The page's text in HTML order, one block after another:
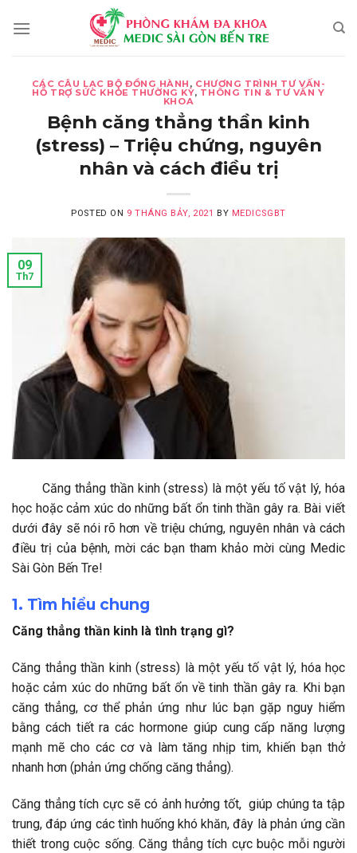
CÁC CÂU LẠC BỘ ĐỒNG HÀNH , CHƯƠNG TRÌNH TƯ VẤN-
HỖ TRỢ SỨC KHỎE THƯỜNG KỲ, THÔNG TIN & TƯ VẤN Y
KHOA
Bệnh căng thẳng thần kinh
(stress) – Triệu chứng, nguyên
nhân và cách điều trị
POSTED ON 9 THÁNG BẢY, 2021 BY MEDICSGBT
09
Th7
Căng thẳng thần kinh (stress) là một yếu tố vật lý, hóa
học hoặc cảm xúc do những bất ổn tinh thần gây ra. Bài viết
dưới đây sẽ nói rõ hơn về triệu chứng, nguyên nhân và cách
điều trị của bệnh, mời các bạn tham khảo mời cùng Medic
Sài Gòn Bến Tre!
1. Tìm hiểu chung
Căng thẳng thần kinh là tình trạng gì?
Căng thẳng thần kinh (stress) là một yếu tố vật lý, hóa học
hoặc cảm xúc do những bất ổn về tinh thần gây ra. Khi bạn
căng thẳng, cơ thể phản ứng như lúc bạn gặp nguy hiểm
bằng cách tiết ra các hormone giúp cung cấp năng lượng
mạnh mẽ cho các cơ và làm tăng nhịp tim, khiến bạn thở
nhanh hơn (phản ứng chống căng thẳng).
Căng thẳng tích cực sẽ có ảnh hưởng tốt, giúp chúng ta tập
trung, đáp ứng các tình huống khó khăn, đây là phản ứng cần
thiết trong cuộc sống. Căng thẳng tích cực buộc mỗi người